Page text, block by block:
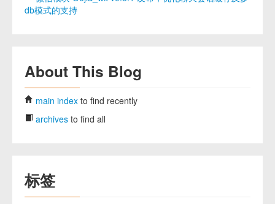
db模式的支持
About This Blog
main index to find recently
archives to find all
标签